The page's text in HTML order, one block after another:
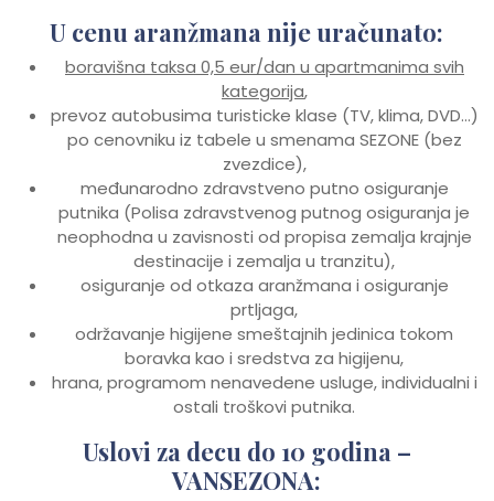
U cenu aranžmana nije uračunato:
boravišna taksa 0,5 eur/dan u apartmanima svih
kategorija,
prevoz autobusima turisticke klase (TV, klima, DVD…)
po cenovniku iz tabele u smenama SEZONE (bez
zvezdice),
međunarodno zdravstveno putno osiguranje
putnika (Polisa zdravstvenog putnog osiguranja je
neophodna u zavisnosti od propisa zemalja krajnje
destinacije i zemalja u tranzitu),
osiguranje od otkaza aranžmana i osiguranje
prtljaga,
održavanje higijene smeštajnih jedinica tokom
boravka kao i sredstva za higijenu,
hrana, programom nenavedene usluge, individualni i
ostali troškovi putnika.
Uslovi za decu do 10 godina –
VANSEZONA: